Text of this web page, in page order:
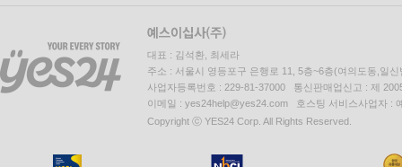
대표 : 김석환, 최세라
주소 : 서울시 영등포구 은행로 11, 5층~6층(여의도동,일신
사업자등록번호 : 229-81-37000 통신판매업신고 : 제
이메일 : yes24help@yes24.com 호스팅 서비스사업자 :
Copyright ⓒ YES24 Corp. All Rights Reserved.